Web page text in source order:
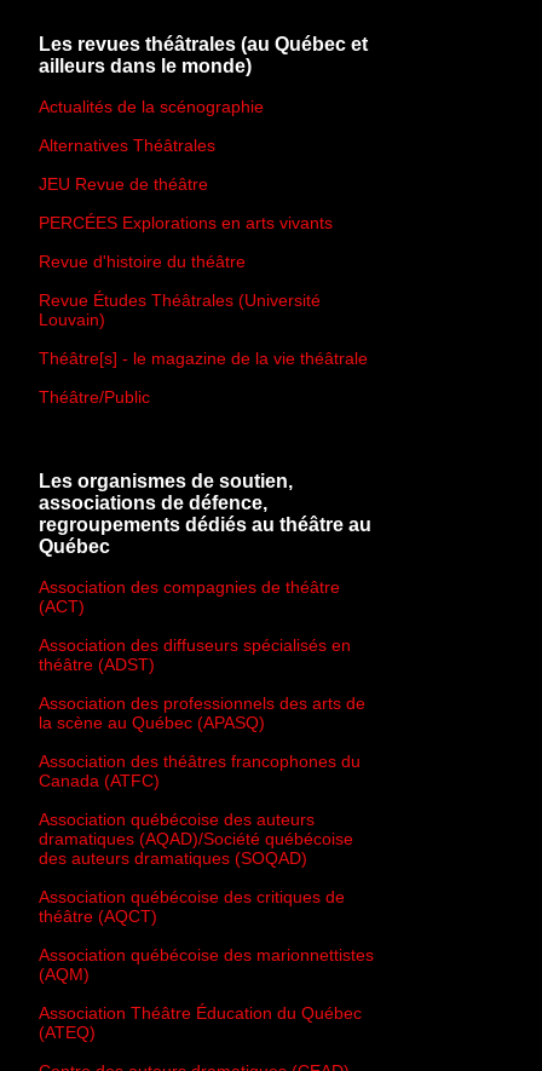
Les revues théâtrales (au Québec et
ailleurs dans le monde)
Actualités de la scénographie
Alternatives Théâtrales
JEU Revue de théâtre
PERCÉES Explorations en arts vivants
Revue d'histoire du théâtre
Revue Études Théâtrales (Université
Louvain)
Théâtre[s] - le magazine de la vie théâtrale
Théâtre/Public
Les organismes de soutien,
associations de défence,
regroupements dédiés au théâtre au
Québec
Association des compagnies de théâtre
(ACT)
Association des diffuseurs spécialisés en
théâtre (ADST)
Association des professionnels des arts de
la scène au Québec (APASQ)
Association des théâtres francophones du
Canada (ATFC)
Association québécoise des auteurs
dramatiques (AQAD)/Société québécoise
des auteurs dramatiques (SOQAD)
Association québécoise des critiques de
théâtre (AQCT)
Association québécoise des marionnettistes
(AQM)
Association Théâtre Éducation du Québec
(ATEQ)